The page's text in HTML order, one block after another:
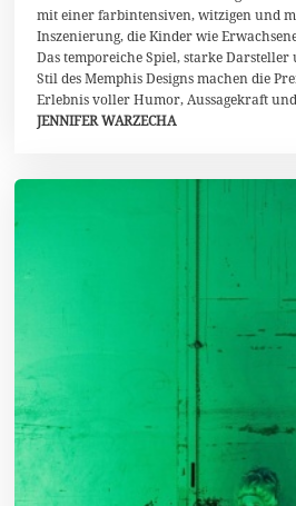
m
b
e
r
0
2
mit einer farbintensiven, witzigen und
Inszenierung, die Kinder wie
Das temporeiche Spiel, starke
Stil des Memphis Designs machen die
Erlebnis voller Humor, Aussagekraft
JENNIFER WARZECHA